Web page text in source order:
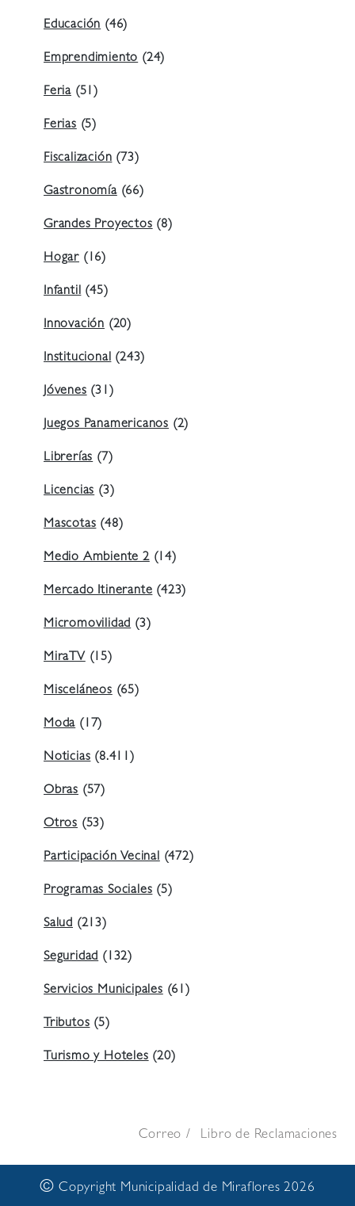
Educación (46)
Emprendimiento (24)
Feria (51)
Ferias (5)
Fiscalización (73)
Gastronomía(66)
Grandes Proyectos (8)
Hogar (16)
Infantil (45)
Innovación (20)
Institucional (243)
Jóvenes (31)
Juegos Panamericanos (2)
Librerías (7)
Licencias (3)
Mascotas (48)
Medio Ambiente 2(14)
Mercado Itinerante (423)
Micromovilidad (3)
MiraTV (15)
Misceláneos (65)
Moda (17)
Noticias (8.411)
Obras (57)
Otros (53)
Participación Vecinal (472)
Programas Sociales (5)
Salud (213)
Seguridad (132)
Servicios Municipales (61)
Tributos (5)
Turismo y Hoteles (20)
Correo Libro de Reclamaciones
© Copyright Municipalidad de Miraflores 2026